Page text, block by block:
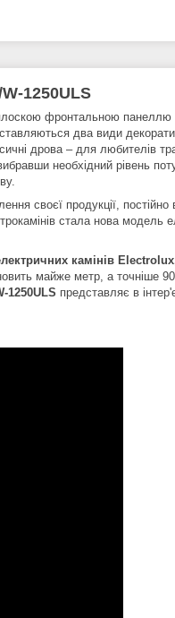
1250ULS
фронтальною панеллю
два види
дрова – для любителів
необхідний рівень
своєї продукції, постійно
стала нова модель
камінів
майже метр, а точніше
1250ULS представляє в